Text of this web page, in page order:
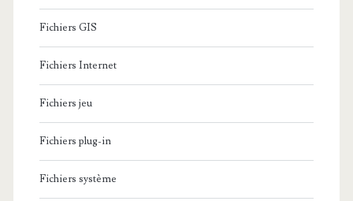
Fichiers GIS
Fichiers Internet
Fichiers jeu
Fichiers plug-in
Fichiers système